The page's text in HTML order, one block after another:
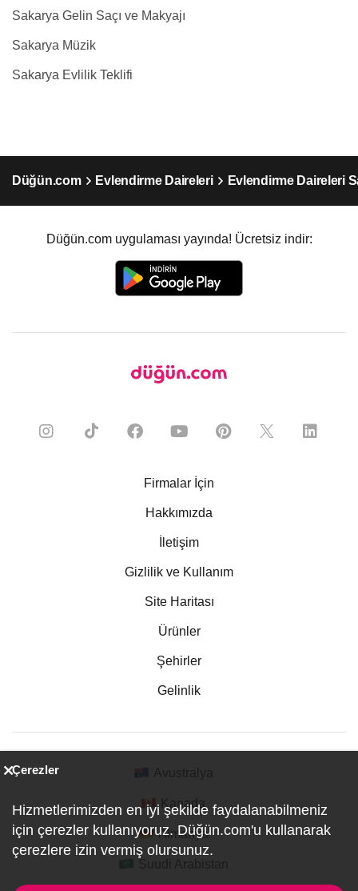
Sakarya Gelin Saçı ve Makyajı
Sakarya Müzik
Sakarya Evlilik Teklifi
Düğün.com Evlendirme Daireleri Evlendirme Daireleri
Düğün.com uygulaması yayında! Ücretsiz indir:
Firmalar İçin
Hakkımızda
İletişim
Gizlilik ve Kullanım
Site Haritası
Ürünler
Şehirler
Gelinlik
Kanada
Almanya
Çerezler
Hizmetlerimizden en iyi şekilde faydalanabilmeniz
için çerezler kullanıyoruz. Düğün.com'u kullanarak
çerezlere izin vermiş olursunuz.